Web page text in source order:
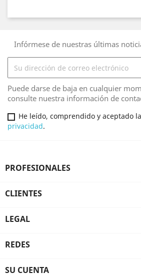
Infórmese de nuestras últimas
Puede darse de baja en cualquier
consulte nuestra información de
He leído, comprendido y aceptado la
privacidad.
PROFESIONALES
CLIENTES
LEGAL
REDES
SU CUENTA